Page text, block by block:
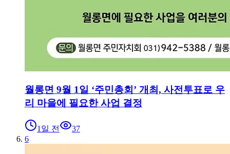
월롱면 9월 1일 ‘주민총회’ 개최, 사전투표로 우
리 마을에 필요한 사업 결정
1일 전
37
6